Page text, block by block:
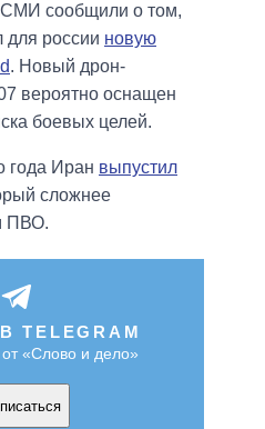
сообщили о том,
для россии новую
. Новый дрон-
вероятно оснащен
боевых целей.
года Иран выпустил
сложнее
ПВО.
TELEGRAM
«Слово и дело»